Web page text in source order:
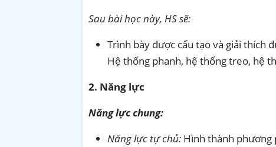
Sau bài học này, HS sẽ:
Trình bày được cấu tạo và giải thích
Hệ thống phanh, hệ thống treo, hệ
2. Năng lực
Năng lực chung:
Năng lực tự chủ:Hình thành phương